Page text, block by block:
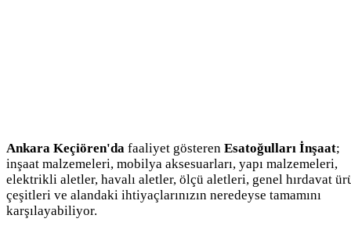
Ankara Keçiören'da faaliyet gösteren Esatoğulları İnşaat;
inşaat malzemeleri, mobilya aksesuarları, yapı malzemeleri,
elektrikli aletler, havalı aletler, ölçü aletleri, genel hırdavat
çeşitleri ve alandaki ihtiyaçlarınızın neredeyse tamamını
karşılayabiliyor.